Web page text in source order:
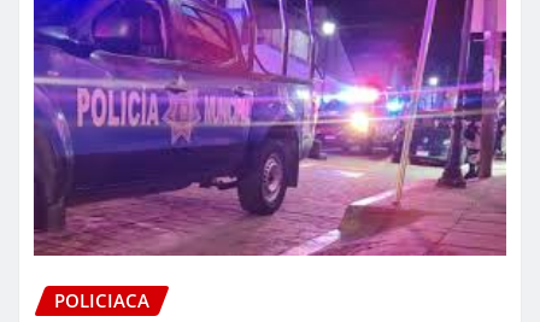
POLICIACA